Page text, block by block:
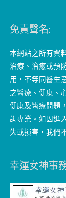
免責聲名:
本網站之所有資
治療、治癒或預
用，不等同醫生
之醫療、健康、
健康及醫療問題
詢專業。如因進
失或損害，我們
幸運女神事